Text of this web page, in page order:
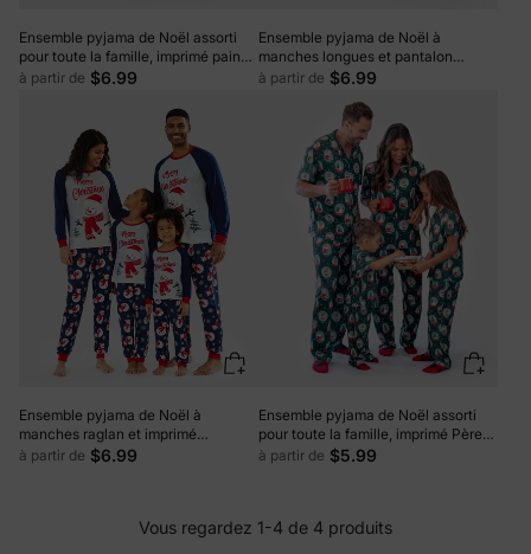
Ensemble pyjama de Noël assorti
pour toute la famille, imprimé pain
d'épices bleu et rouge, avec
à partir de $6.99
Ensemble pyjama de Noël à
manches longues et pantalon
assortis pour toute la famille, haut
chaussettes de Noël (M, printemps,
à partir de $6.99
Ensemble pyjama de Noël à
manches raglan et imprimé
bonhomme de neige et lettres
à partir de $6.99
Ensemble pyjama de Noël assorti
pour toute la famille, imprimé Père
Noël, turquoise
à partir de $5.99
Vous regardez 1-4 de 4 produits